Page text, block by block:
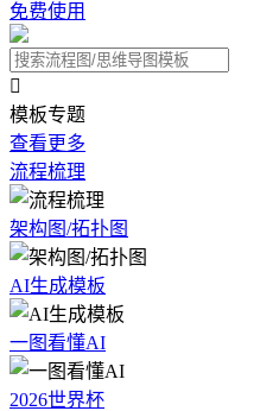
免费使用

模板专题
查看更多
流程梳理
架构图/拓扑图
AI生成模板
一图看懂AI
2026世界杯